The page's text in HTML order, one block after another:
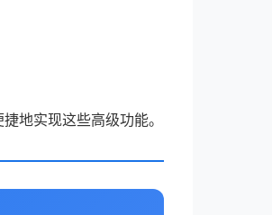
地实现这些高级功能。